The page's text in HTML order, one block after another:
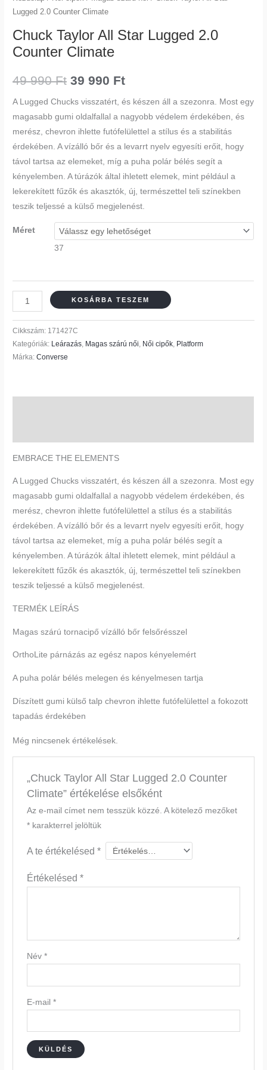
Lugged 2.0 Counter Climate
Chuck Taylor All Star Lugged 2.0
Counter Climate
49 990Ft 39 990 Ft
A Lugged Chucks visszatért, és készen áll a szezonra. Most egy
magasabb gumi oldalfallal a nagyobb védelem érdekében, és
merész, chevron ihlette futófelülettel a stílus és a stabilitás
érdekében. A vízálló bőr és a levarrt nyelv egyesíti erőit, hogy
távol tartsa az elemeket, míg a puha polár bélés segít a
kényelemben. A túrázók által ihletett elemek, mint például a
lekerekített fűzők és akasztók, új, természettel teli színekben
teszik teljessé a külső megjelenést.
Méret
37
KOSÁRBA TESZEM
Cikkszám: 171427C
Kategóriák: Leárazás, Magas szárú női, Női cipők, Platform
Márka:Converse
EMBRACE THE ELEMENTS
A Lugged Chucks visszatért, és készen áll a szezonra. Most egy
magasabb gumi oldalfallal a nagyobb védelem érdekében, és
merész, chevron ihlette futófelülettel a stílus és a stabilitás
érdekében. A vízálló bőr és a levarrt nyelv egyesíti erőit, hogy
távol tartsa az elemeket, míg a puha polár bélés segít a
kényelemben. A túrázók által ihletett elemek, mint például a
lekerekített fűzők és akasztók, új, természettel teli színekben
teszik teljessé a külső megjelenést.
TERMÉK LEÍRÁS
Magas szárú tornacipő vízálló bőr felsőrésszel
OrthoLite párnázás az egész napos kényelemért
A puha polár bélés melegen és kényelmesen tartja
Díszített gumi külső talp chevron ihlette futófelülettel a fokozott
tapadás érdekében
Még nincsenek értékelések.
„Chuck Taylor All Star Lugged 2.0 Counter
Climate” értékelése elsőként
Az e-mail címet nem tesszük közzé. A kötelező mezőket
*karakterrel jelöltük
A te értékelésed *
Értékelésed *
Név *
E-mail *